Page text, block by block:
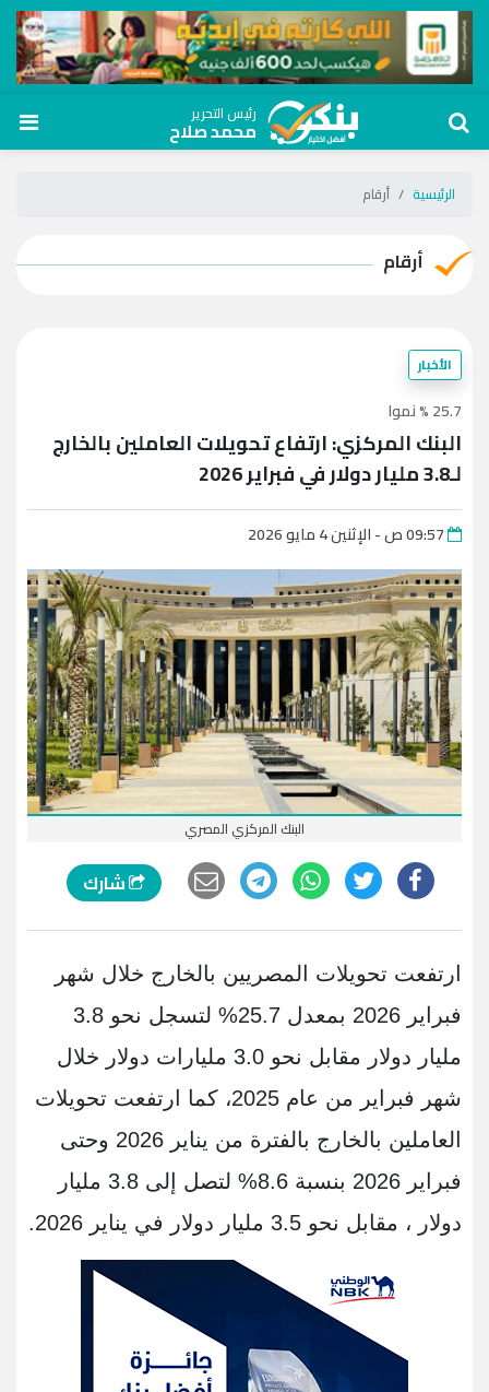
رئيس التحرير
محمد صلاح
الرئيسية أرقام
أرقام
الأخبار
25.7 % نموا
البنك المركزي: ارتفاع تحويلات العاملين بالخارج
لـ3.8 مليار دولار في فبراير 2026
البنك المركزي المصري
شارك
ارتفعت تحويلات المصريين بالخارج خلال شهر
فبراير 2026 بمعدل 25.7% لتسجل نحو 3.8
مليار دولار مقابل نحو 3.0 مليارات دولار خلال
شهر فبراير من عام 2025، كما ارتفعت تحويلات
العاملين بالخارج بالفترة من يناير 2026 وحتى
فبراير 2026 بنسبة 8.6% لتصل إلى 3.8 مليار
دولار ، مقابل نحو 3.5 مليار دولار في يناير 2026.